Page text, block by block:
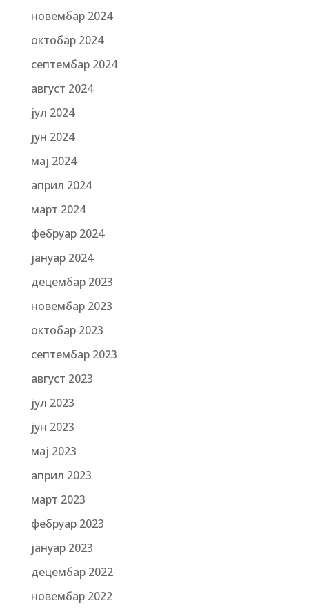
новембар 2024
октобар 2024
септембар 2024
август 2024
јул 2024
јун 2024
мај 2024
април 2024
март 2024
фебруар 2024
јануар 2024
децембар 2023
новембар 2023
октобар 2023
септембар 2023
август 2023
јул 2023
јун 2023
мај 2023
април 2023
март 2023
фебруар 2023
јануар 2023
децембар 2022
новембар 2022